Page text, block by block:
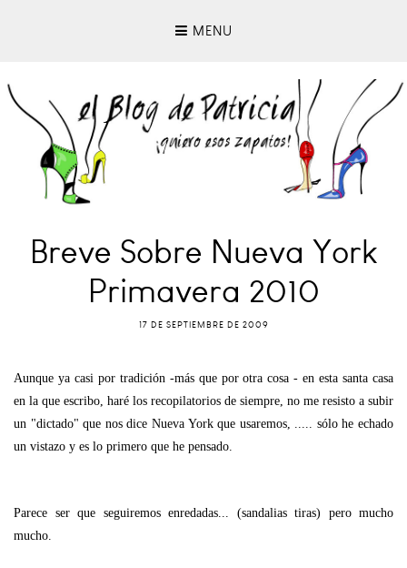
MENU
Breve Sobre Nueva York
Primavera 2010
17 DE SEPTIEMBRE DE 2009
Aunque ya casi por tradición -más que por otra cosa - en esta santa casa
en la que escribo, haré los recopilatorios de siempre, no me resisto a subir
un "dictado" que nos dice Nueva York que usaremos, ..... sólo he echado
un vistazo y es lo primero que he pensado.
Parece ser que seguiremos enredadas... (sandalias tiras) pero mucho
mucho.